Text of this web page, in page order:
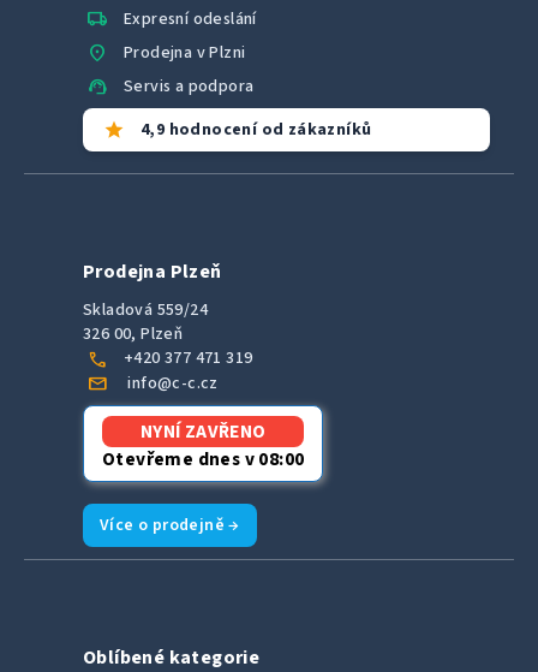
local_shipping Expresní odeslání
location_on Prodejna v Plzni
support_agent Servis a podpora
star 4,9 hodnocení od zákazníků
Prodejna Plzeň
Skladová 559/24
326 00, Plzeň
call +420 377 471 319
mail info@c-c.cz
NYNÍ ZAVŘENO
Otevřeme dnes v 08:00
Více o prodejně →
Oblíbené kategorie